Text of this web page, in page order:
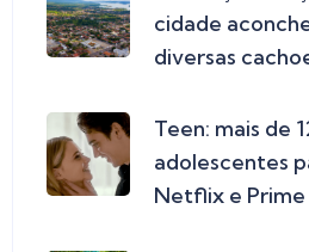
cidade
diversas
Teen: mais de
adolescentes
Netflix e